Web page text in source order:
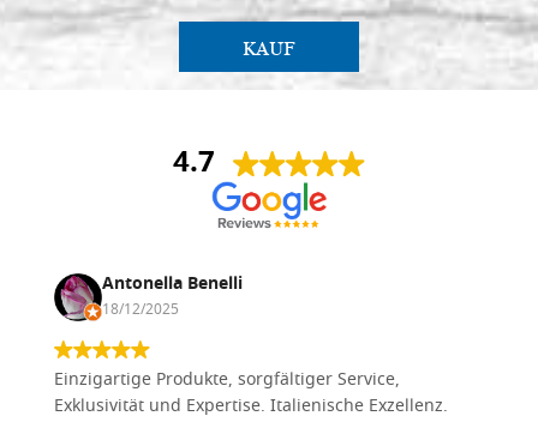
KAUF
4.7
Antonella Benelli
18/12/2025
Einzigartige Produkte, sorgfältiger Service,
Exklusivität und Expertise. Italienische Exzellenz.